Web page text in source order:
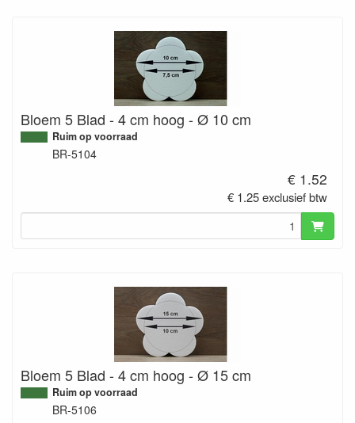
Bloem 5 Blad - 4 cm hoog - Ø 10 cm
Ruim op voorraad
BR-5104
€ 1.52
€ 1.25 exclusief btw
Bloem 5 Blad - 4 cm hoog - Ø 15 cm
Ruim op voorraad
BR-5106